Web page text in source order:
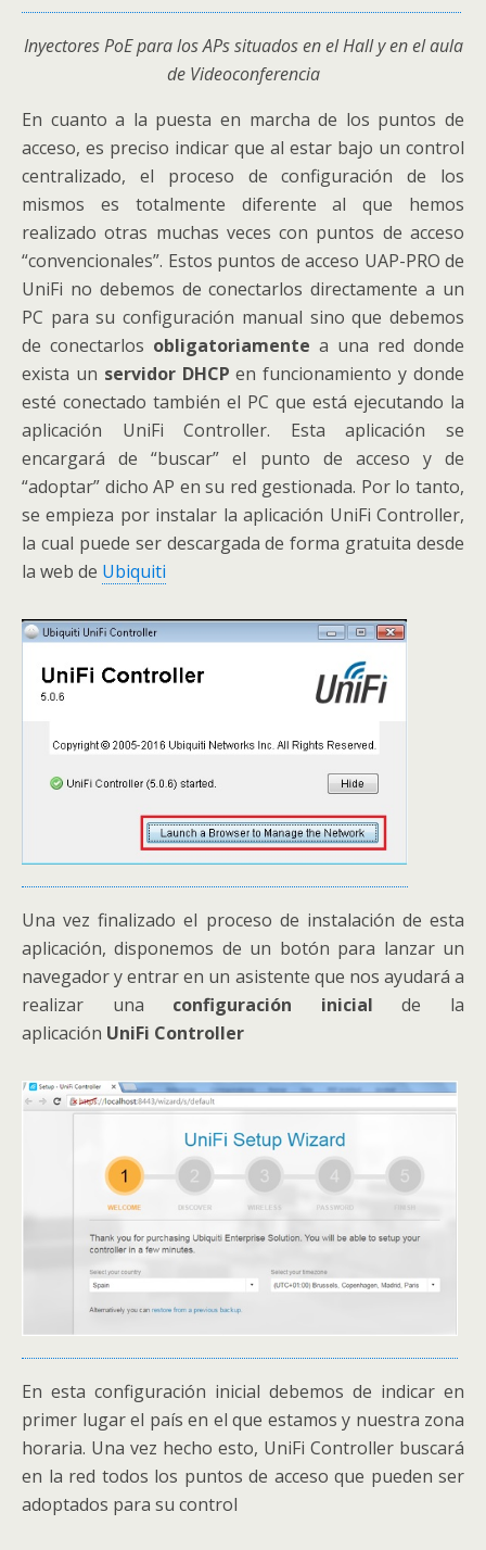
Inyectores PoE para los APs situados en el Hall y en el aula
de Videoconferencia
En cuanto a la puesta en marcha de los puntos de
acceso, es preciso indicar que al estar bajo un control
centralizado, el proceso de configuración de los
mismos es totalmente diferente al que hemos
realizado otras muchas veces con puntos de acceso
“convencionales”. Estos puntos de acceso UAP-PRO de
UniFi no debemos de conectarlos directamente a un
PC para su configuración manual sino que debemos
de conectarlos obligatoriamente a una red donde
exista un servidor DHCPen funcionamiento y donde
esté conectado también el PC que está ejecutando la
aplicación UniFi Controller. Esta aplicación se
encargará de “buscar” el punto de acceso y de
“adoptar” dicho AP en su red gestionada. Por lo tanto,
se empieza por instalar la aplicación UniFi Controller,
la cual puede ser descargada de forma gratuita desde
la web de Ubiquiti
Una vez finalizado el proceso de instalación de esta
aplicación, disponemos de un botón para lanzar un
navegador y entrar en un asistente que nos ayudará a
realizar una configuración inicialde la
aplicación UniFi Controller
En esta configuración inicial debemos de indicar en
primer lugar el país en el que estamos y nuestra zona
horaria. Una vez hecho esto, UniFi Controller buscará
en la red todos los puntos de acceso que pueden ser
adoptados para su control